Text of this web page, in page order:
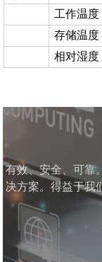
工作温度
存储温度
相对湿度
有效、安全、可靠
决方案。得益于我